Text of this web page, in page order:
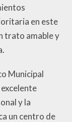
en este
trato amable y
Municipal
y la
un centro de